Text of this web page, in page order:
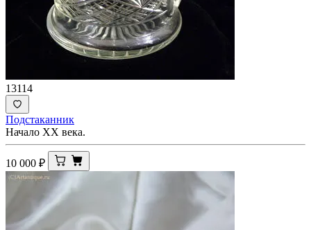
13114
Подстаканник
Начало ХХ века.
10 000 ₽